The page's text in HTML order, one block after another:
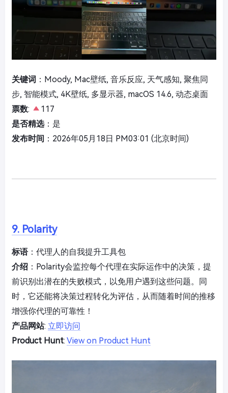
关键词 ：Moody, Mac壁纸, 音乐反应, 天气感知, 聚焦同
步, 智能模式, 4K壁纸, 多显示器, macOS 14.6, 动态桌面
票数:
117
是否精选：是
发布时间 ：2026年05月18日 PM03:01 (北京时间)
9. Polarity
标语：代理人的自我提升工具包
介绍 ：Polarity会监控每个代理在实际运作中的决策，提
前识别出潜在的失败模式，以免用户遇到这些问题。同
时，它还能将决策过程转化为评估，从而随着时间的推移
增强你代理的可靠性！
产品网站: 立即访问
Product Hunt: View on Product Hunt